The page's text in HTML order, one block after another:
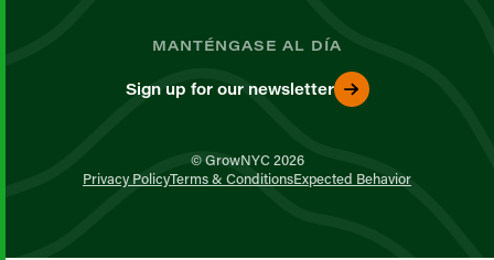
MANTÉNGASE AL DÍA
Sign up for our newsletter
© GrowNYC 2026
Privacy PolicyTerms & ConditionsExpected Behavior